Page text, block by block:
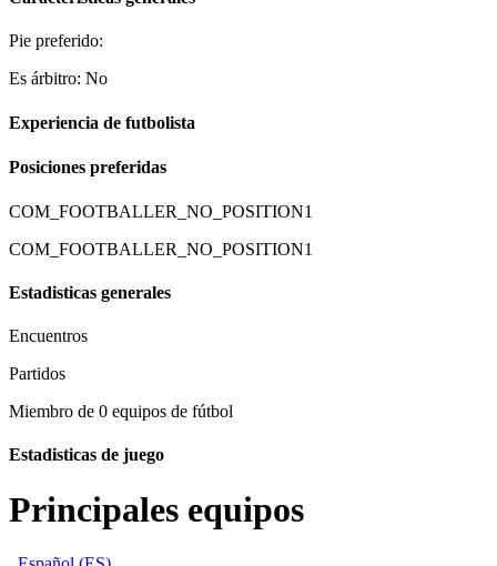
Pie preferido:
Es árbitro: No
Experiencia de futbolista
Posiciones preferidas
COM_FOOTBALLER_NO_POSITION1
COM_FOOTBALLER_NO_POSITION1
Estadisticas generales
Encuentros
Partidos
Miembro de 0 equipos de fútbol
Estadisticas de juego
Principales equipos